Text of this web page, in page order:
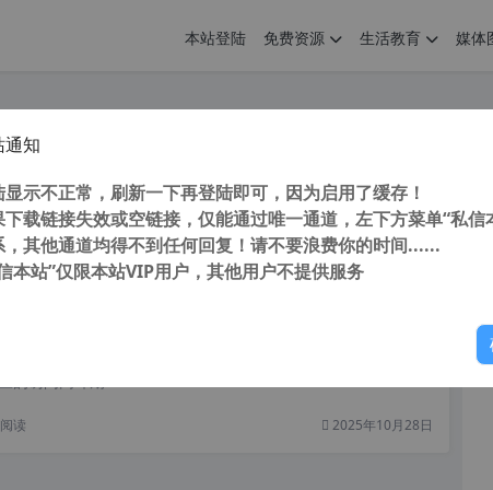
本站登陆 免费资源 生活教育 媒体
化 TunesKit AceMovi Video Editor 4.10.0.160 强大易用的视频编辑软件
注明： 转载自 cnorg.12hp.de 注意： 由于网站空间位于国
的访问高...
读 2026年1月9日
注明： 转载自cnorg.12hp.de 注意：由于网站空间位于国
的访问高峰期...
读 2025年10月28日
通知
显示不正常，刷新一下再登陆即可，因为启用了缓存！
下载链接失效或空链接，仅能通过唯一通道，左下方菜单“私信
，其他通道均得不到任何回复！请不要浪费你的时间......
本站”仅限本站VIP用户，其他用户不提供服务